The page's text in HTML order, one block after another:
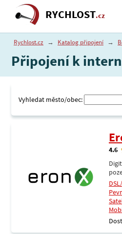
RYCHLOST.cz
Rychlost.cz → Katalog připojení →
Připojení k
Vyhledat město/obec:
4.6